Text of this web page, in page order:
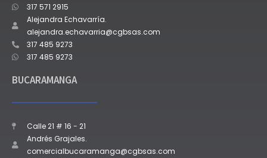
317 571 2915
Alejandra Echavarría.
alejandra.echavarria@cgbsas.com
317 485 9273
317 485 9273
BUCARAMANGA
Calle 21 # 16 - 21
Andrés Grajales.
comercialbucaramanga@cgbsas.com